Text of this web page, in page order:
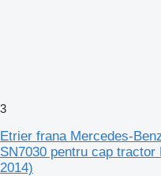
3
Etrier frana Mercedes-
SN7030 pentru cap
2014)